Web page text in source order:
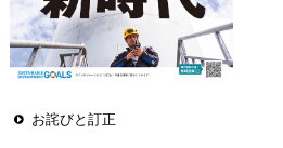
お詫びと訂正